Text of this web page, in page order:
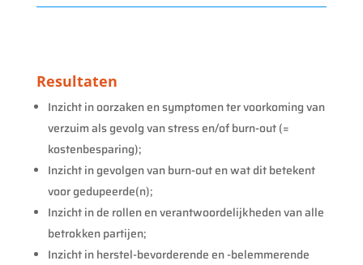
Resultaten
Inzicht in oorzaken en symptomen ter voorkoming van
verzuim als gevolg van stress en/of burn-out (=
kostenbesparing);
Inzicht in gevolgen van burn-out en wat dit betekent
voor gedupeerde(n);
Inzicht in de rollen en verantwoordelijkheden van alle
betrokken partijen;
Inzicht in herstel-bevorderende en -belemmerende